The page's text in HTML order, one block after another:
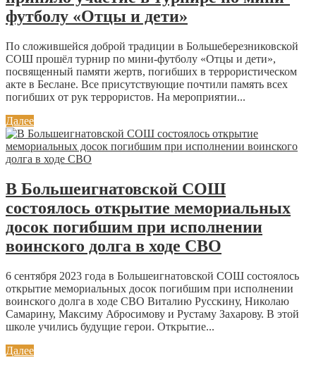
футболу «Отцы и дети»
По сложившейся доброй традиции в Большеберезниковской
СОШ прошёл турнир по мини-футболу «Отцы и дети»,
посвященный памяти жертв, погибших в террористическом
акте в Беслане. Все присутствующие почтили память всех
погибших от рук террористов. На мероприятии...
Далее
В Большеигнатовской СОШ
состоялось открытие мемориальных
досок погибшим при исполнении
воинского долга в ходе СВО
6 сентября 2023 года в Большеигнатовской СОШ состоялось
открытие мемориальных досок погибшим при исполнении
воинского долга в ходе СВО Виталию Русскину, Николаю
Самарину, Максиму Абросимову и Рустаму Захарову. В этой
школе учились будущие герои. Открытие...
Далее